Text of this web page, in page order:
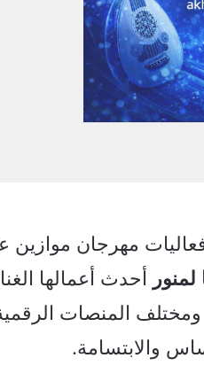
مهرجان موازين
لمنور أحدث أعمالها
ومختلف المنصات
والابتسامة.